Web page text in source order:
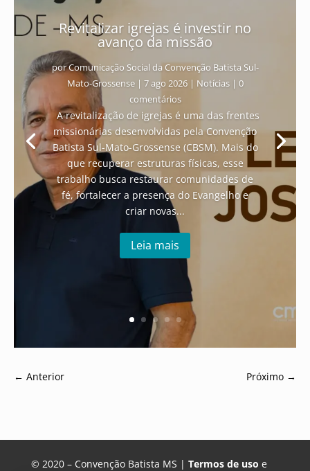
Revitalizar igrejas é investir no
avanço da missão
porComunicação Social da Convenção Batista Sul-
Mato-Grossense| 7 ago 2026| Notícias| 0
comentários
A revitalização de igrejas é uma das frentes
missionárias desenvolvidas pela Convenção
Batista Sul-Mato-Grossense (CBSM). Mais do
que recuperar estruturas físicas, esse
trabalho busca restaurar comunidades de
fé, fortalecer a presença do Evangelho e
criar novas...
Leia mais
← Anterior Próximo →
© 2020 – Convenção Batista MS | Termos de uso e